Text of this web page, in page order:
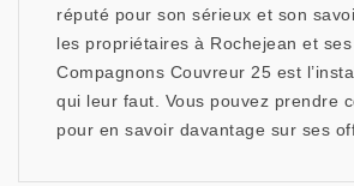
réputé pour son sérieux et son
les propriétaires à Rochejean et
Compagnons Couvreur 25 est
qui leur faut. Vous pouvez prendre
pour en savoir davantage sur ses